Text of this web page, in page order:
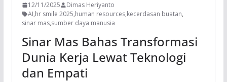
12/11/2025
Dimas Heriyanto
AI,hr smile 2025,human resources,kecerdasan buatan,
sinar mas,sumber daya manusia
Sinar Mas Bahas Transformasi
Dunia Kerja Lewat Teknologi
dan Empati